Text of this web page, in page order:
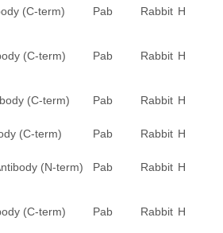
(C-term) Pab Rabbit H
(C-term) Pab Rabbit H
(C-term) Pab Rabbit H
(C-term) Pab Rabbit H
(N-term) Pab Rabbit H
(C-term) Pab Rabbit H